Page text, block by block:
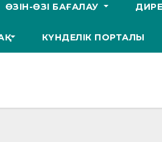
ӨЗІН-ӨЗІ БАҒАЛАУ
КҮНДЕЛІК ПОРТАЛЫ